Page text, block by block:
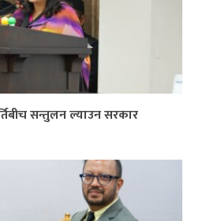
सन्तुलन ल्याउन सरकार